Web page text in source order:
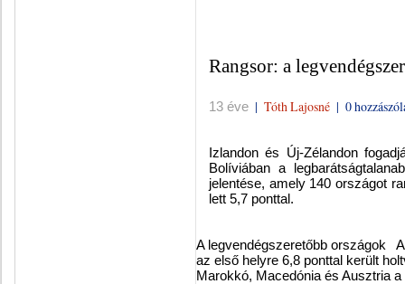
Rangsor: a
13 éve | Tóth Lajosné | 0
Izlandon és Új-Zélandon
Bolíviában a
jelentése, amely 140 országot
lett 5,7 ponttal.
A legvendégszeretőbb országok
az első helyre 6,8 ponttal került
Marokkó, Macedónia és Ausztria a